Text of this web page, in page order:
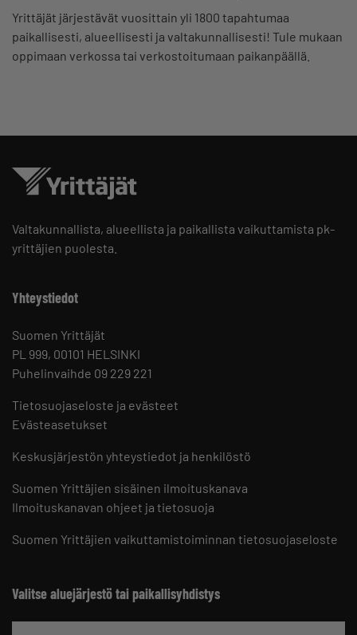
Yrittäjät järjestävät vuosittain yli 1800 tapahtumaa
paikallisesti, alueellisesti ja valtakunnallisesti! Tule mukaan
oppimaan verkossa tai verkostoitumaan paikanpäällä.
Valtakunnallista, alueellista ja paikallista vaikuttamista pk-
yrittäjien puolesta.
Yhteystiedot
Suomen Yrittäjät
PL 999, 00101 HELSINKI
Puhelinvaihde 09 229 221
Tietosuojaseloste ja evästeet
Evästeasetukset
Keskusjärjestön yhteystiedot ja henkilöstö
Suomen Yrittäjien sisäinen ilmoituskanava
Ilmoituskanavan ohjeet ja tietosuoja
Suomen Yrittäjien vaikuttamistoiminnan tietosuojaseloste
Valitse aluejärjestö tai paikallisyhdistys